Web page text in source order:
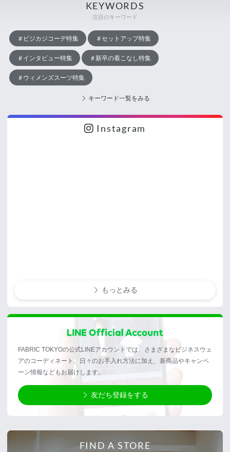
KEYWORDS
注目のキーワード
ビジカジコーデ特集 セットアップ特集
インタビュー特集 新卒の着こなし特集
ウィメンズスーツ特集
キーワード一覧をみる
Instagram
もっとみる
FABRIC TOKYOの公式LINEアカウントでは、さまざまなビジネスウェ
アのコーディネート、日々のお手入れ方法に加え、新商品やキャンペ
ーン情報などもお届けします。
友だち登録をする
FIND A STORE